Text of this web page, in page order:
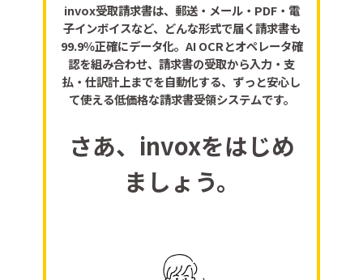
invox受取請求書は、郵送・メール・PDF・電
子インボイスなど、どんな形式で届く請求書も
99.9％正確にデータ化。AI OCRとオペレータ確
認を組み合わせ、請求書の受取から入力・支
払・仕訳計上までを自動化する、ずっと安心し
て使える低価格な請求書受領システムです。
さあ、invoxをはじめ
ましょう。